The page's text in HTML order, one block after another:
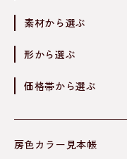
素材から選ぶ
形から選ぶ
価格帯から選ぶ
房色カラー見本帳